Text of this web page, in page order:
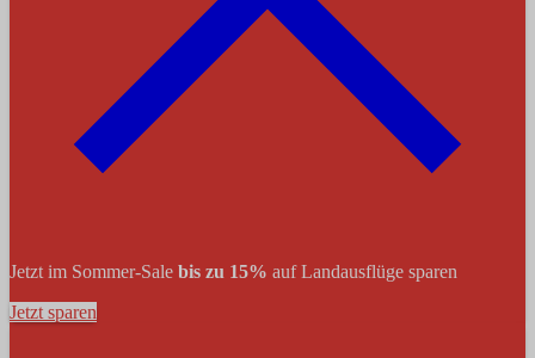
Jetzt im Sommer-Sale bis zu 15% auf Landausflüge sparen
Jetzt sparen